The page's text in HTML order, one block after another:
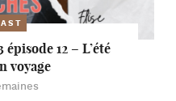
12 – L’été
voyage